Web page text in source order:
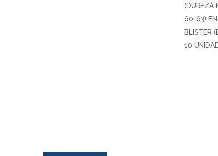
(DUREZA
60-63) EN
BLISTER
10